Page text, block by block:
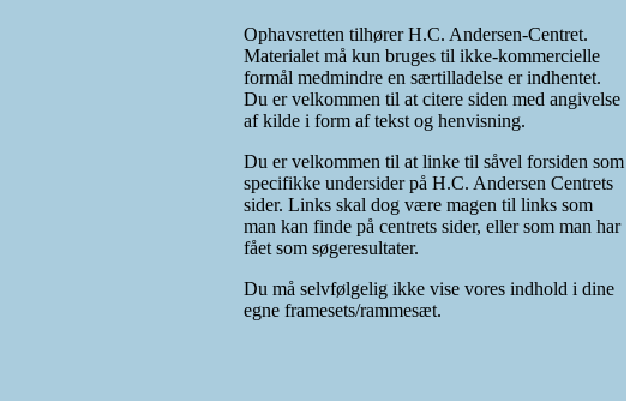
Ophavsretten tilhører H.C. Andersen-Centret.
Materialet må kun bruges til ikke-kommercielle
formål medmindre en særtilladelse er indhentet.
Du er velkommen til at citere siden med angivelse
af kilde i form af tekst og henvisning.
Du er velkommen til at linke til såvel forsiden som
specifikke undersider på H.C. Andersen Centrets
sider. Links skal dog være magen til links som
man kan finde på centrets sider, eller som man har
fået som søgeresultater.
Du må selvfølgelig ikke vise vores indhold i dine
egne framesets/rammesæt.